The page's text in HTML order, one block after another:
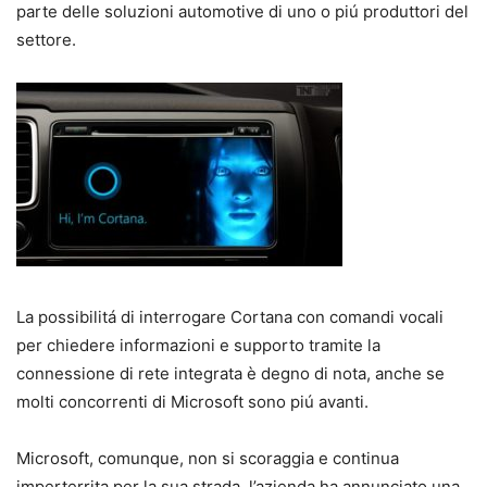
parte delle soluzioni automotive di uno o piú produttori del
settore.
La possibilitá di interrogare Cortana con comandi vocali
per chiedere informazioni e supporto tramite la
connessione di rete integrata è degno di nota, anche se
molti concorrenti di Microsoft sono piú avanti.
Microsoft, comunque, non si scoraggia e continua